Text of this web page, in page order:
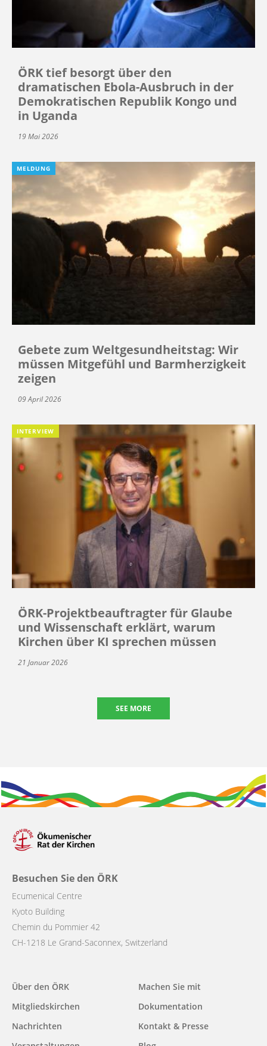
ÖRK tief besorgt über den
dramatischen Ebola-Ausbruch in der
Demokratischen Republik Kongo und
in Uganda
19 Mai 2026
MELDUNG
Gebete zum Weltgesundheitstag: Wir
müssen Mitgefühl und Barmherzigkeit
zeigen
09 April 2026
INTERVIEW
ÖRK-Projektbeauftragter für Glaube
und Wissenschaft erklärt, warum
Kirchen über KI sprechen müssen
21 Januar 2026
SEE MORE
Besuchen Sie den ÖRK
Ecumenical Centre
Kyoto Building
Chemin du Pommier 42
CH-1218 Le Grand-Saconnex, Switzerland
Main
navigation
Über den ÖRK
Mitgliedskirchen
Nachrichten
Machen Sie mit
Dokumentation
Kontakt & Presse